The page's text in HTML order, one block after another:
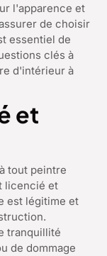
l'apparence et
de choisir
essentiel de
clés à
d'intérieur à
et
tout peintre
licencié et
est légitime et
tranquillité
de dommage